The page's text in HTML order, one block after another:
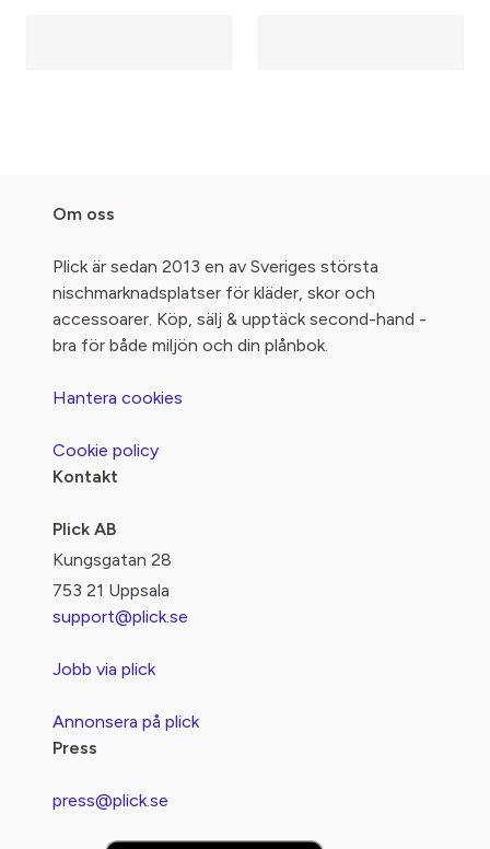
Om oss
Plick är sedan 2013 en av Sveriges största
nischmarknadsplatser för kläder, skor och
accessoarer. Köp, sälj & upptäck second-hand -
bra för både miljön och din plånbok.
Hantera cookies
Cookie policy
Kontakt
Plick AB
Kungsgatan 28
753 21 Uppsala
support@plick.se
Jobb via plick
Annonsera på plick
Press
press@plick.se